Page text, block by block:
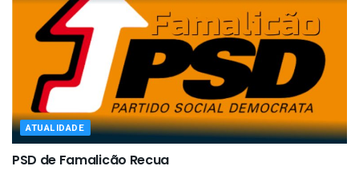
ATUALIDADE
PSD de Famalicão Recua